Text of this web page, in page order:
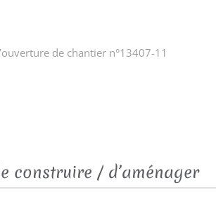
de chantier n°13407-11
construire / d’aménager